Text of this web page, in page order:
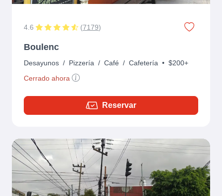
4.6 (7179)
Boulenc
Desayunos / Pizzería / Café / Cafetería • $200+
Cerrado ahora
Reservar